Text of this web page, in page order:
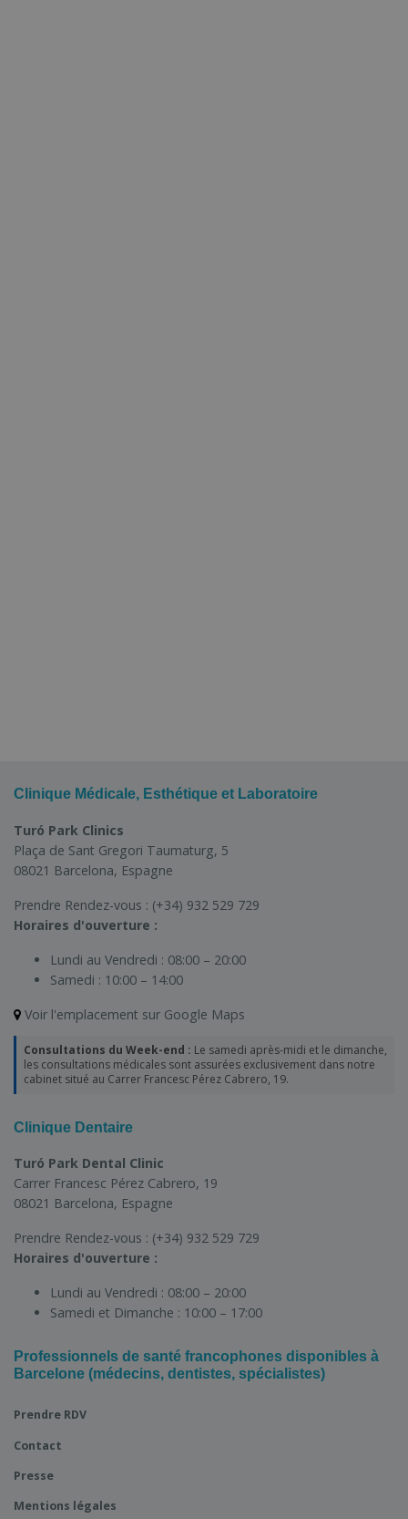
Clinique Médicale, Esthétique et Laboratoire
Turó Park Clinics
Plaça de Sant Gregori Taumaturg, 5
08021 Barcelona, Espagne
Prendre Rendez-vous : (+34) 932 529 729
Horaires d'ouverture :
Lundi au Vendredi : 08:00 – 20:00
Samedi : 10:00 – 14:00
Voir l'emplacement sur Google Maps
Consultations du Week-end : Le samedi après-midi et le dimanche,
les consultations médicales sont assurées exclusivement dans notre
cabinet situé au Carrer Francesc Pérez Cabrero, 19.
Clinique Dentaire
Turó Park Dental Clinic
Carrer Francesc Pérez Cabrero, 19
08021 Barcelona, Espagne
Prendre Rendez-vous : (+34) 932 529 729
Horaires d'ouverture :
Lundi au Vendredi : 08:00 – 20:00
Samedi et Dimanche : 10:00 – 17:00
Professionnels de santé francophones disponibles à
Barcelone (médecins, dentistes, spécialistes)
Prendre RDV
Contact
Presse
Mentions légales